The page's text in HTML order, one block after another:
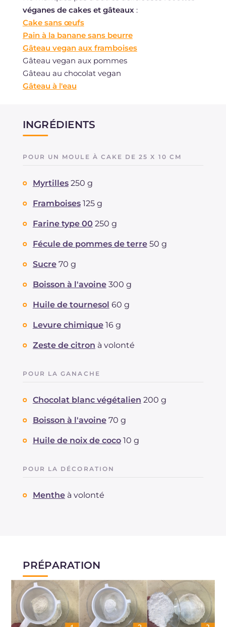
véganes de cakes et gâteaux :
Cake sans œufs
Pain à la banane sans beurre
Gâteau vegan aux framboises
Gâteau vegan aux pommes
Gâteau au chocolat vegan
Gâteau à l'eau
INGRÉDIENTS
POUR UN MOULE À CAKE DE 25 X 10 CM
Myrtilles 250 g
Framboises 125 g
Farine type 00 250 g
Fécule de pommes de terre 50 g
Sucre 70 g
Boisson à l'avoine 300 g
Huile de tournesol 60 g
Levure chimique 16 g
Zeste de citron à volonté
POUR LA GANACHE
Chocolat blanc végétalien 200 g
Boisson à l'avoine 70 g
Huile de noix de coco 10 g
POUR LA DÉCORATION
Menthe à volonté
PRÉPARATION